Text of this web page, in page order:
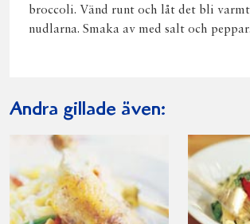
broccoli. Vänd runt och låt det bli
nudlarna. Smaka av med salt och peppar.
Andra gillade även: